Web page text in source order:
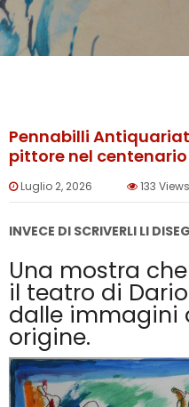
Pennabilli
pittore nel
Luglio 2, 2026 133 Views
INVECE DI SCRIVERLI LI
Una mostra
il teatro di
dalle immagini
origine.